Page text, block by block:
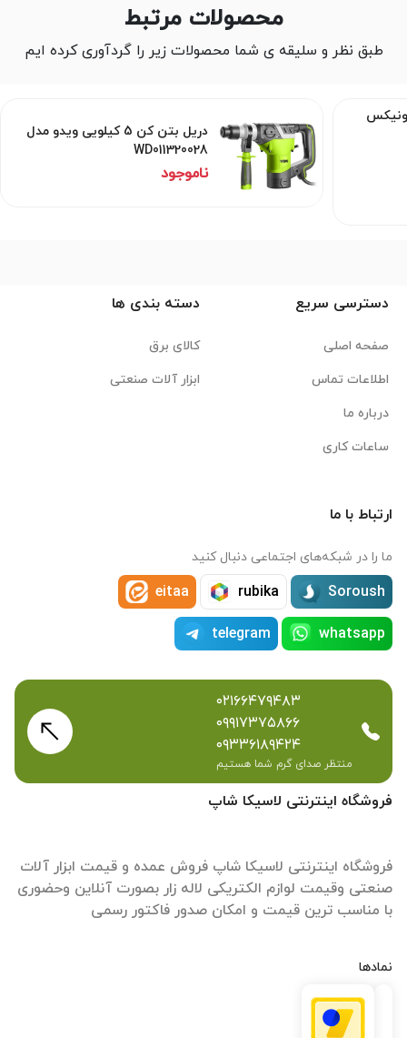
محصولات مرتبط
طبق نظر و سلیقه ی شما محصولات زیر را گردآوری کرده ایم
رونیکس
دریل بتن کن 5 کیلویی ویدو مدل
WD011320028
ناموجود
فروشگاه اینترنتی لاسیکا شاپ
فروشگاه اینترنتی لاسیکا شاپ فروش عمده و قیمت ابزار آلات
صنعتی وقیمت لوازم الکتریکی لاله زار بصورت آنلاین وحضوری
با مناسب ترین قیمت و امکان صدور فاکتور رسمی
نمادها
دسترسی سریع
صفحه اصلی
اطلاعات تماس
درباره ما
ساعات کاری
دسته بندی ها
کالای برق
ابزار آلات صنعتی
ارتباط با ما
ما را در شبکه‌های اجتماعی دنبال کنید
Soroush
rubika
eitaa
whatsapp
telegram
۰۲۱۶۶۴۷۹۴۸۳
۰۹۹۱۷۳۷۵۸۶۶
۰۹۳۳۶۱۸۹۴۲۴
منتظر صدای گرم شما هستیم